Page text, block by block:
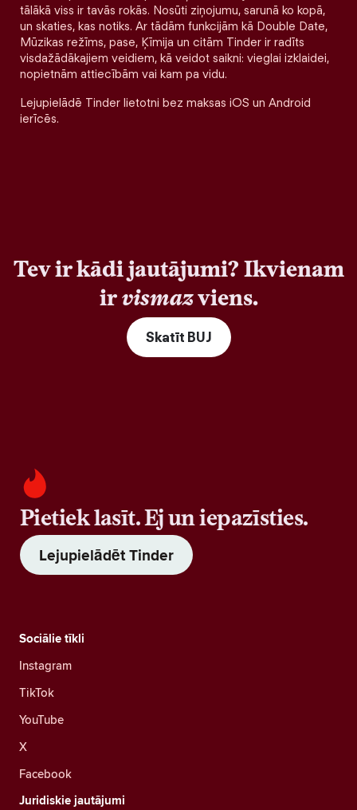
tālākā viss ir tavās rokās. Nosūti ziņojumu, sarunā ko kopā,
un skaties, kas notiks. Ar tādām funkcijām kā Double Date,
Mūzikas režīms, pase, Ķīmija un citām Tinder ir radīts
visdažādākajiem veidiem, kā veidot saikni: vieglai izklaidei,
nopietnām attiecībām vai kam pa vidu.
Lejupielādē Tinder lietotni bez maksas iOS un Android
ierīcēs.
Tev ir kādi jautājumi? Ikvienam
irvismazviens.
Skatīt BUJ
Pietiek lasīt. Ej un iepazīsties.
Lejupielādēt Tinder
Sociālie tīkli
Instagram
TikTok
YouTube
X
Facebook
Juridiskie jautājumi